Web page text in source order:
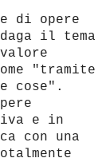
di opere
il tema
"tramite
cose".
e in
con una